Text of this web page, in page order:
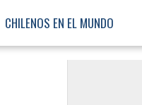
CHILENOS EN EL MUNDO